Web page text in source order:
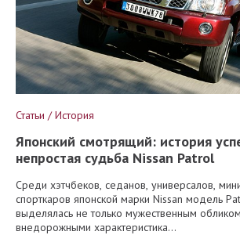
Статьи / История
Японский смотрящий: история
непростая судьба Nissan Patrol
Среди хэтчбеков, седанов, универсалов,
спорткаров японской марки Nissan модель
выделялась не только мужественным
внедорожными характеристика...